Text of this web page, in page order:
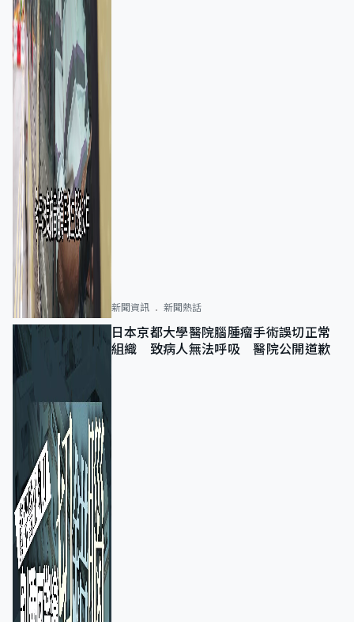
新聞資訊 新聞熱話
日本京都大學醫院腦腫瘤手術誤切正常
組織 致病人無法呼吸 醫院公開道歉